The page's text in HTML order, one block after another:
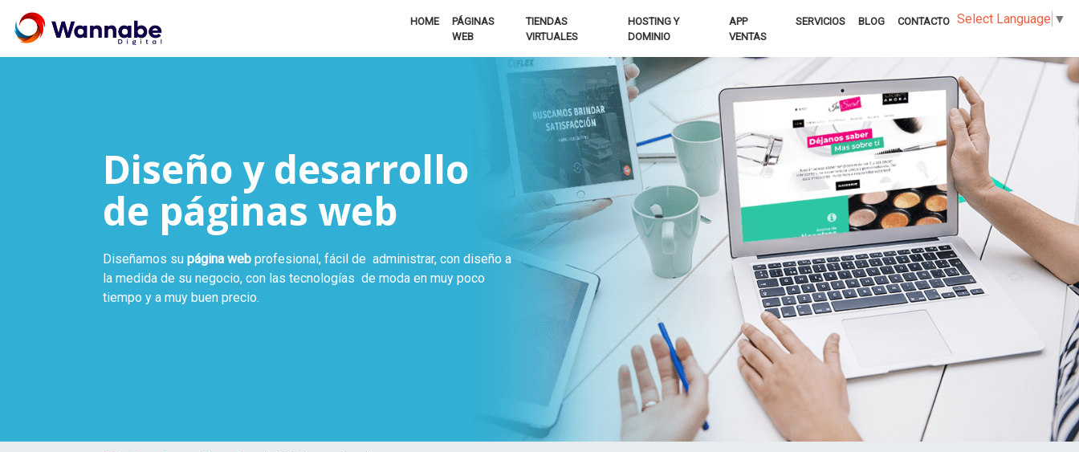
HOME
PÁGINAS
WEB
TIENDAS
VIRTUALES
HOSTING Y
DOMINIO
APP
VENTAS
SERVICIOS BLOG CONTACTO Select Language ▼
Diseño y desarrollo
de páginas web
Diseñamos su página webprofesional, fácil de administrar, con diseño a
la medida de su negocio, con las tecnologías de moda en muy poco
tiempo y a muy buen precio.